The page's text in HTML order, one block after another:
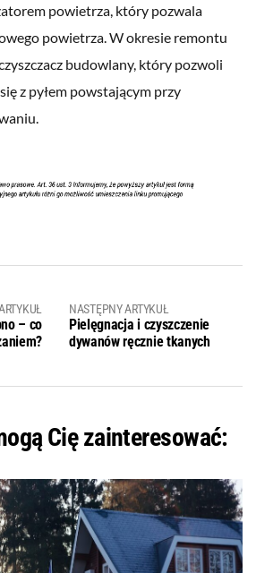
powietrza, który pozwala
powietrza. W okresie remontu
budowlany, który pozwoli
z pyłem powstającym przy
– co
NASTĘPNY ARTYKUŁ
Pielęgnacja i czyszczenie
dywanów ręcznie tkanych
Cię zainteresować: